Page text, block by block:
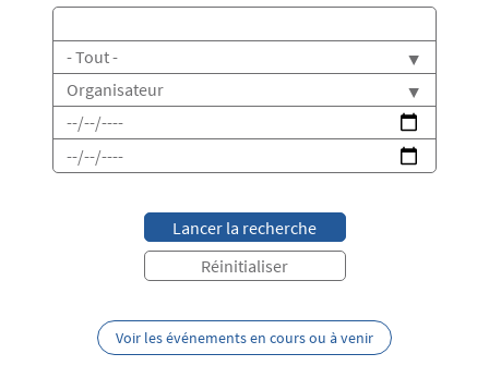
Date de début
Date de fin
Voir les événements en cours ou à venir